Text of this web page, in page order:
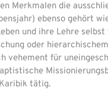
Merkmalen die
ebenso gehört
und ihre Lehre
oder
vehement für
tätig.